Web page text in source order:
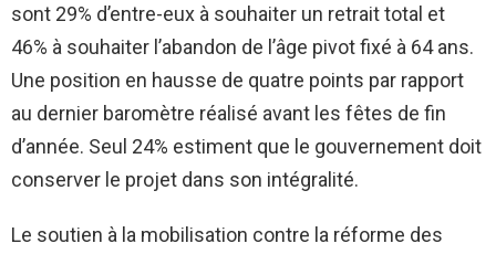
sont 29% d’entre-eux à souhaiter un retrait total et
46% à souhaiter l’abandon de l’âge pivot fixé à 64 ans.
Une position en hausse de quatre points par rapport
au dernier baromètre réalisé avant les fêtes de fin
d’année. Seul 24% estiment que le gouvernement doit
conserver le projet dans son intégralité.
Le soutien à la mobilisation contre la réforme des